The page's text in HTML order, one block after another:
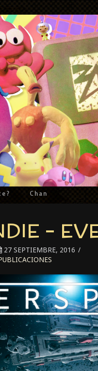
Chan
–
27 SEPTIEMBRE, 2016